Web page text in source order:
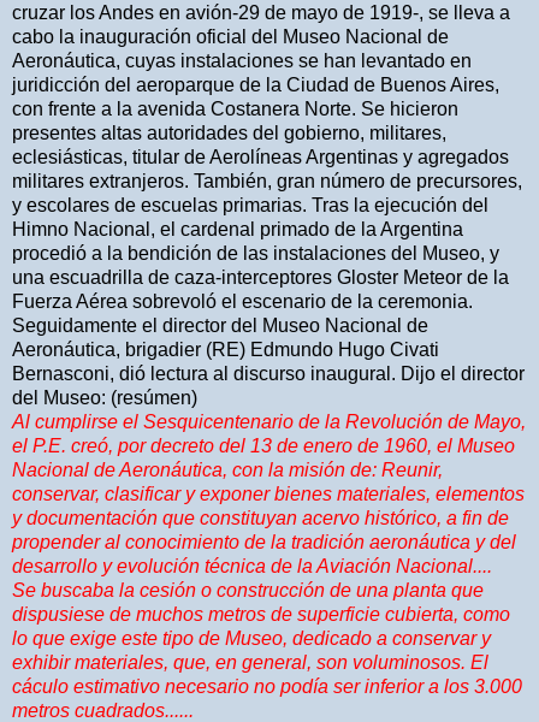
cruzar los Andes en avión-29 de mayo de 1919-, se lleva a
cabo la inauguración oficial del Museo Nacional de
Aeronáutica, cuyas instalaciones se han levantado en
juridicción del aeroparque de la Ciudad de Buenos Aires,
con frente a la avenida Costanera Norte. Se hicieron
presentes altas autoridades del gobierno, militares,
eclesiásticas, titular de Aerolíneas Argentinas y agregados
militares extranjeros. También, gran número de precursores,
y escolares de escuelas primarias. Tras la ejecución del
Himno Nacional, el cardenal primado de la Argentina
procedió a la bendición de las instalaciones del Museo, y
una escuadrilla de caza-interceptores Gloster Meteor de la
Fuerza Aérea sobrevoló el escenario de la ceremonia.
Seguidamente el director del Museo Nacional de
Aeronáutica, brigadier (RE) Edmundo Hugo Civati
Bernasconi, dió lectura al discurso inaugural. Dijo el director
del Museo: (resúmen)
Al cumplirse el Sesquicentenario de la Revolución de Mayo,
el P.E. creó, por decreto del 13 de enero de 1960, el Museo
Nacional de Aeronáutica, con la misión de: Reunir,
conservar, clasificar y exponer bienes materiales, elementos
y documentación que constituyan acervo histórico, a fin de
propender al conocimiento de la tradición aeronáutica y del
desarrollo y evolución técnica de la Aviación Nacional....
Se buscaba la cesión o construcción de una planta que
dispusiese de muchos metros de superficie cubierta, como
lo que exige este tipo de Museo, dedicado a conservar y
exhibir materiales, que, en general, son voluminosos. El
cáculo estimativo necesario no podía ser inferior a los 3.000
metros cuadrados......